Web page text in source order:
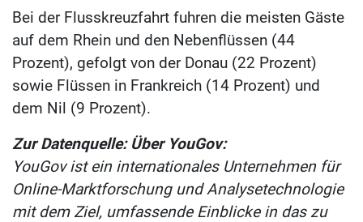
Bei der Flusskreuzfahrt fuhren die meisten Gäste
auf dem Rhein und den Nebenflüssen (44
Prozent), gefolgt von der Donau (22 Prozent)
sowie Flüssen in Frankreich (14 Prozent) und
dem Nil (9 Prozent).
Zur Datenquelle: Über YouGov:
YouGov ist ein internationales Unternehmen für
Online-Marktforschung und Analysetechnologie
mit dem Ziel, umfassende Einblicke in das zu